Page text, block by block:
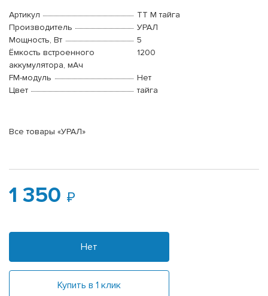
Артикул
ТТ М тайга
Производитель
УРАЛ
Мощность, Вт
5
Ёмкость встроенного
аккумулятора, мАч
1200
FM-модуль
Нет
Цвет
тайга
Все товары «УРАЛ»
1 350
Нет
Купить в 1 клик